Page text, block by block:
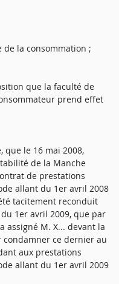
de la consommation ;
que la faculté de
prend effet
que le 16 mai 2008,
de la Manche
de prestations
allant du 1er avril 2008
tacitement reconduit
1er avril 2009, que par
assigné M. X... devant la
ce dernier au
aux prestations
allant du 1er avril 2009